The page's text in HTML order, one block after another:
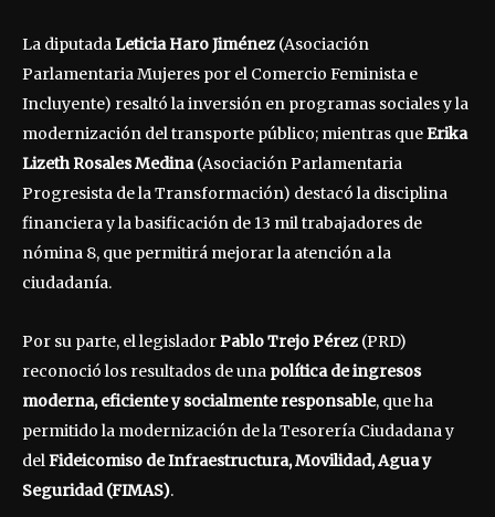
La diputadaLeticia Haro Jiménez (Asociación
Parlamentaria Mujeres por el Comercio Feminista e
Incluyente) resaltó la inversión en programas sociales y la
modernización del transporte público; mientras queErika
Lizeth Rosales Medina(Asociación Parlamentaria
Progresista de la Transformación) destacó la disciplina
financiera y la basificación de 13 mil trabajadores de
nómina 8, que permitirá mejorar la atención a la
ciudadanía.
Por su parte, el legisladorPablo Trejo Pérez (PRD)
reconoció los resultados de una política de ingresos
moderna, eficiente y socialmente responsable, que ha
permitido la modernización de la Tesorería Ciudadana y
delFideicomiso de Infraestructura, Movilidad, Agua y
Seguridad (FIMAS).